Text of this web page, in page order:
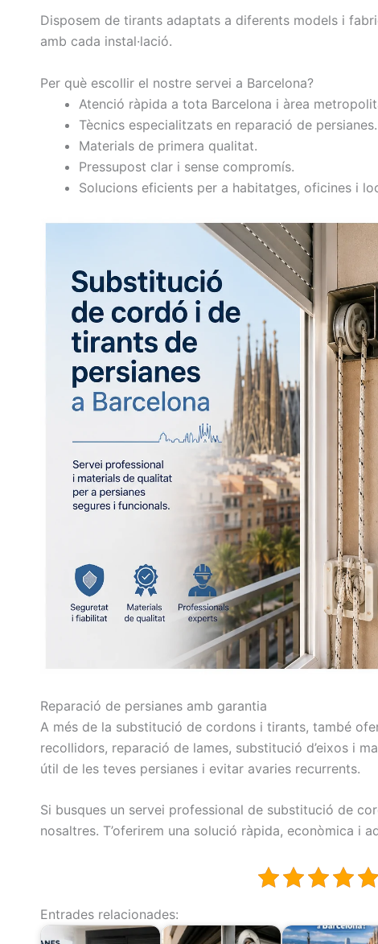
Disposem de tirants adaptats a diferents models i
amb cada instal·lació.
Per què escollir el nostre servei a Barcelona?
Atenció ràpida a tota Barcelona i àrea
Tècnics especialitzats en reparació de persianes.
Materials de primera qualitat.
Pressupost clar i sense compromís.
Solucions eficients per a habitatges, oficines i
Reparació de persianes amb garantia
A més de la substitució de cordons i tirants, també
recollidors, reparació de lames, substitució d’eixos i
útil de les teves persianes i evitar avaries recurrents.
Si busques un servei professional de substitució de
nosaltres. T’oferirem una solució ràpida, econòmica i
Entrades relacionades: